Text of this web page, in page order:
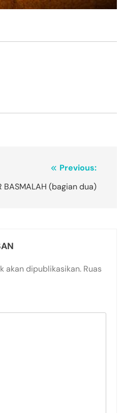
Previous:
BASMALAH (bagian dua)
akan dipublikasikan. Ruas